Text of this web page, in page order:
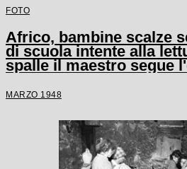
FOTO
Africo, bambine scalze
di scuola intente alla
spalle il maestro segue
MARZO 1948